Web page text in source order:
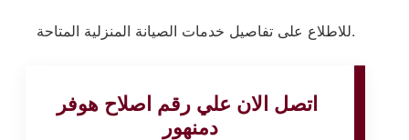
للاطلاع على تفاصيل خدمات الصيانة المنزلية المتاحة.
اتصل الان علي رقم اصلاح هوفر
دمنهور